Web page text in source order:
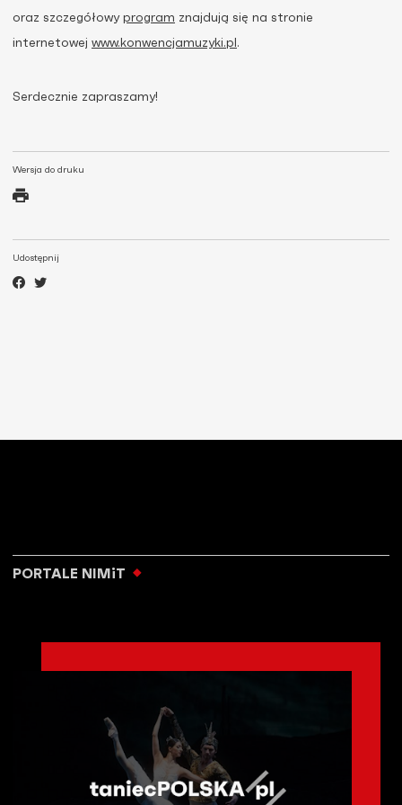
Wersja do druku
Udostępnij
oraz szczegółowy program znajdują się na stronie
internetowej www.konwencjamuzyki.pl .
Serdecznie zapraszamy!
PORTALE NIMiT